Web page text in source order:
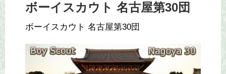
ボーイスカウト 名古屋第30団
ボーイスカウト 名古屋第30団